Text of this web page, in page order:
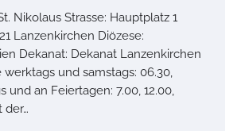
Nikolaus Strasse: Hauptplatz 1
Lanzenkirchen Diözese:
Dekanat: Dekanat Lanzenkirchen
und samstags: 06.30,
und an Feiertagen: 7.00, 12.00,
der…